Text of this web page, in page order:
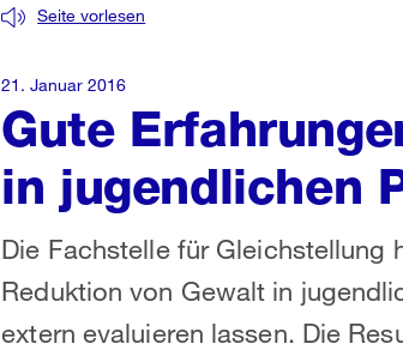
Gute
in jugendlichen
Seite vorlesen
Die Fachstelle für Gleichstellung
Reduktion von Gewalt in
extern evaluieren lassen. Die
21. Januar 2016